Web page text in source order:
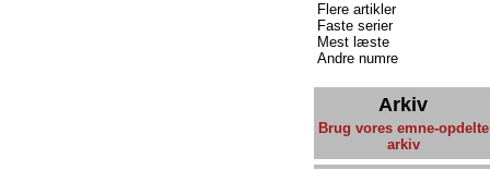
Flere artikler
Faste serier
Mest læste
Andre numre
Arkiv
Brug vores emne-opdelte
arkiv